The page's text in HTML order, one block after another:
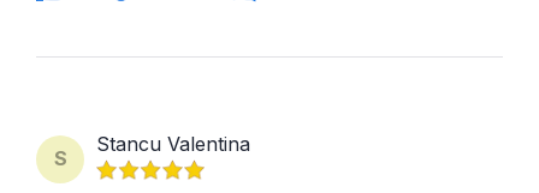
S
Stancu Valentina